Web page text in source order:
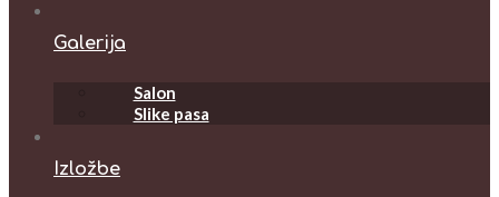
Galerija
Salon
Slike pasa
Izložbe